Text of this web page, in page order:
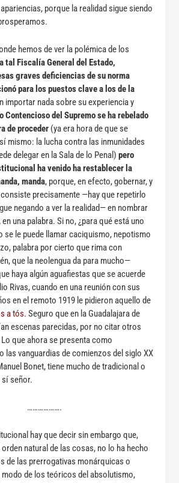
porque la realidad sigue siendo
hemos de ver la polémica de los
tal Fiscalía General del Estado,
graves deficiencias de su norma
para los puestos clave a los de la
importar nada sobre su experiencia y
Contencioso del Supremo se ha rebelado
de proceder (ya era hora de que se
mismo: la lucha contra las inmunidades
delegar en la Sala de lo Penal)pero
ha venido ha restablecer la
manda, porque, en efecto, gobernar, y
precisamente —hay que repetirlo
negando a ver la realidad— en nombrar
una palabra. Si no, ¿para qué está uno
se le puede llamar caciquismo, nepotismo
palabra por cierto que rima con
que la neolengua da para mucho—
haya algún aguafiestas que se acuerde
Rivas, cuando en una reunión con sus
en el remoto 1919 le pidieron aquello de
a tós. Seguro que en la Guadalajara de
escenas parecidas, por no citar otros
que ahora se presenta como
las vanguardias de comienzos del siglo XX
Bonet, tiene mucho de tradicional o
señor.
……………….
hay que decir sin embargo que,
natural de las cosas, no lo ha hecho
de las prerrogativas monárquicas o
de los teóricos del absolutismo,